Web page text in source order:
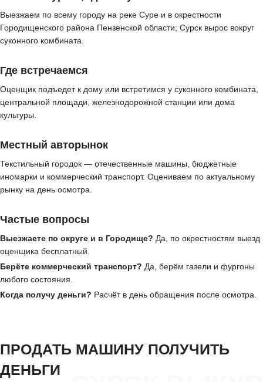
Выезжаем по всему городу на реке Суре и в окрестности
Городищенского района Пензенской области; Сурск вырос вокруг
суконного комбината.
Где встречаемся
Оценщик подъедет к дому или встретимся у суконного комбината,
центральной площади, железнодорожной станции или дома
культуры.
Местный авторынок
Текстильный городок — отечественные машины, бюджетные
иномарки и коммерческий транспорт. Оцениваем по актуальному
рынку на день осмотра.
Частые вопросы
Выезжаете по округе и в Городище? Да, по окрестностям выезд
оценщика бесплатный.
Берёте коммерческий транспорт? Да, берём газели и фургоны
любого состояния.
Когда получу деньги? Расчёт в день обращения после осмотра.
ПРОДАТЬ МАШИНУ ПОЛУЧИТЬ
ДЕНЬГИ